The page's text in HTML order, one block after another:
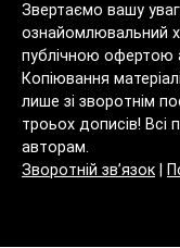
Звертаємо вашу
ознайомлювальний
публічною офертою
Копіювання
лише зі зворотнім
троьох дописів! Всі
авторам.
Зворотній зв’язок